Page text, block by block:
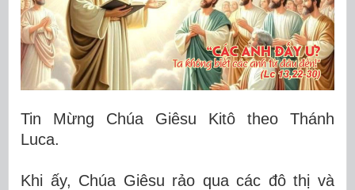
Tin Mừng Chúa Giêsu Kitô theo Thánh
Luca.
Khi ấy, Chúa Giêsu rảo qua các đô thị và